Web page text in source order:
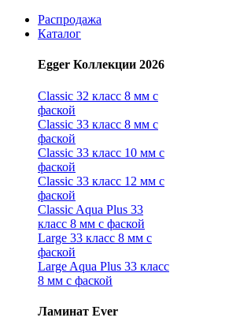
Распродажа
Каталог
Egger Коллекции 2026
Classic 32 класс 8 мм с
фаской
Classic 33 класс 8 мм с
фаской
Classic 33 класс 10 мм с
фаской
Classic 33 класс 12 мм с
фаской
Classic Aqua Plus 33
класс 8 мм с фаской
Large 33 класс 8 мм с
фаской
Large Aqua Plus 33 класс
8 мм с фаской
Ламинат Ever